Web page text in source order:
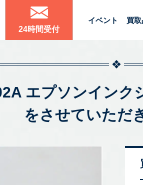
24時間受付
イベント 買取
エプソンイン
をさせていただ